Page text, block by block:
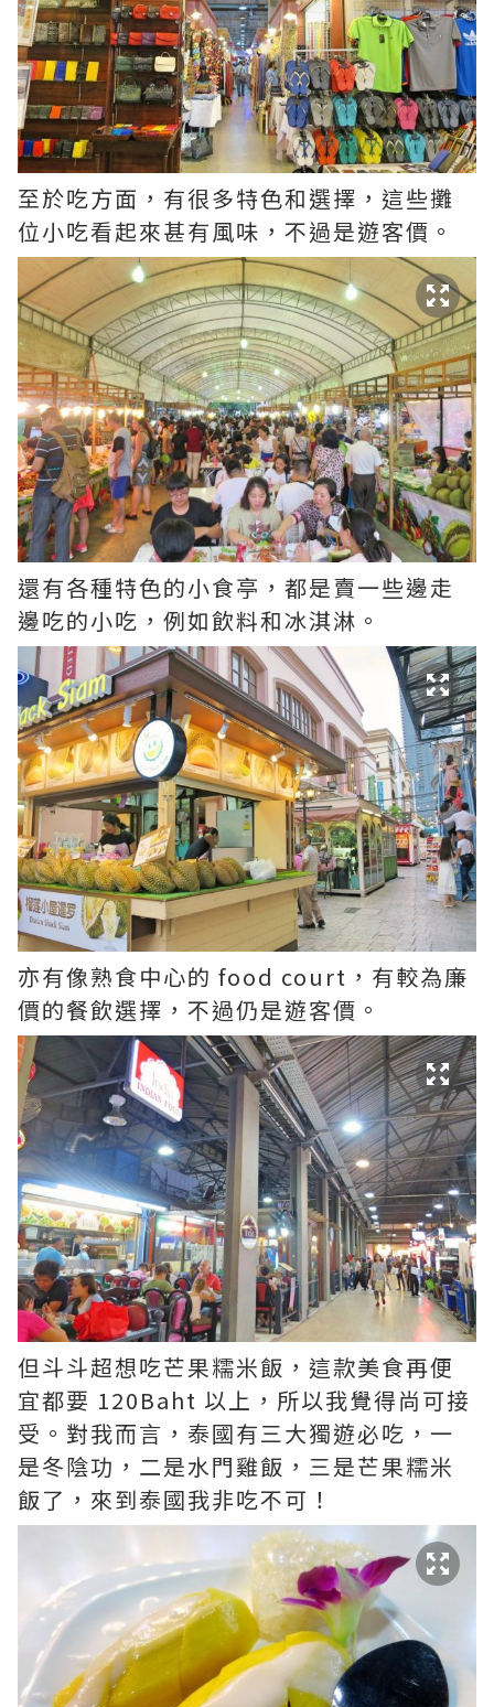
至於吃方面，有很多特色和選擇，這些攤
位小吃看起來甚有風味，不過是遊客價。
還有各種特色的小食亭，都是賣一些邊走
邊吃的小吃，例如飲料和冰淇淋。
亦有像熟食中心的 food court，有較為廉
價的餐飲選擇，不過仍是遊客價。
但斗斗超想吃芒果糯米飯，這款美食再便
宜都要 120Baht 以上，所以我覺得尚可接
受。對我而言，泰國有三大獨遊必吃，一
是冬陰功，二是水門雞飯，三是芒果糯米
飯了，來到泰國我非吃不可！